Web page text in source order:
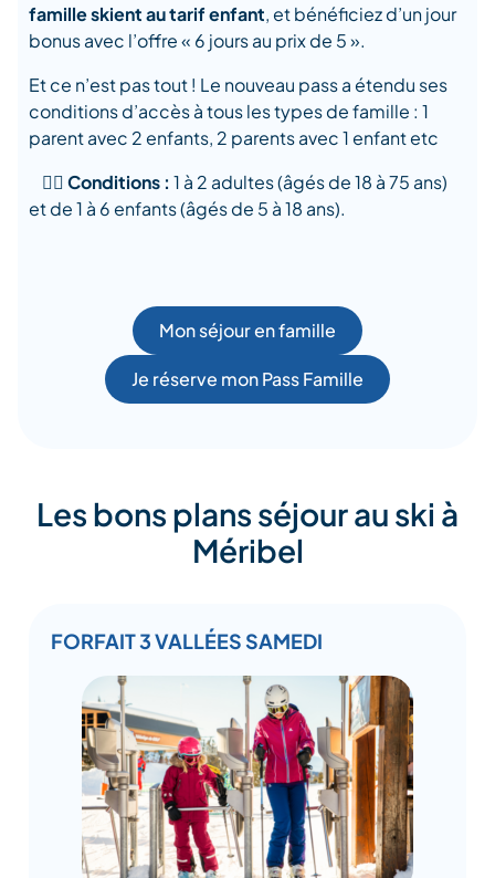
famille skient au tarif enfant, et bénéficiez d’un jour
bonus avec l’offre « 6 jours au prix de 5 ».
Et ce n’est pas tout ! Le nouveau pass a étendu ses
conditions d’accès à tous les types de famille : 1
parent avec 2 enfants, 2 parents avec 1 enfant etc
👉🏿 Conditions : 1 à 2 adultes (âgés de 18 à 75 ans)
et de 1 à 6 enfants (âgés de 5 à 18 ans).
Mon séjour en famille
Je réserve mon Pass Famille
Les bons plans séjour au ski à
Méribel
FORFAIT 3 VALLÉES SAMEDI